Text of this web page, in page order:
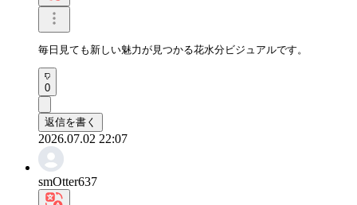
毎日見ても新しい魅力が見つかる花水分ビジュアルです。
0
返信を書く
2026.07.02 22:07
smOtter637